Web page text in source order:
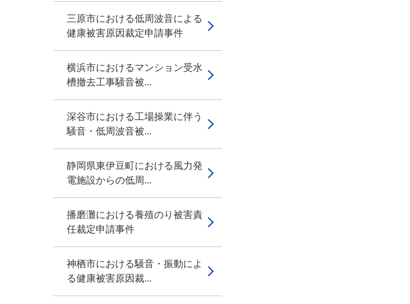
三原市における低周波音による
健康被害原因裁定申請事件
横浜市におけるマンション受水
槽撤去工事騒音被...
深谷市における工場操業に伴う
騒音・低周波音被...
静岡県東伊豆町における風力発
電施設からの低周...
播磨灘における養殖のり被害責
任裁定申請事件
神栖市における騒音・振動によ
る健康被害原因裁...